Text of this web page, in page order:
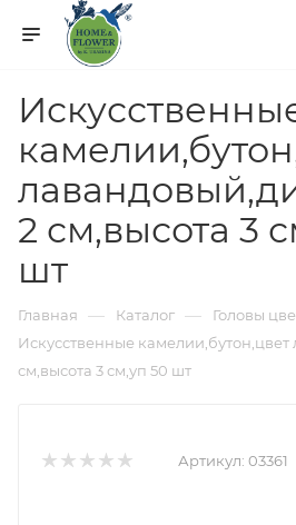
2 см,высота 3
шт
Главная — Каталог — Головы
Искусственные
см,высота 3 см,уп 50 шт
Артикул: 03361